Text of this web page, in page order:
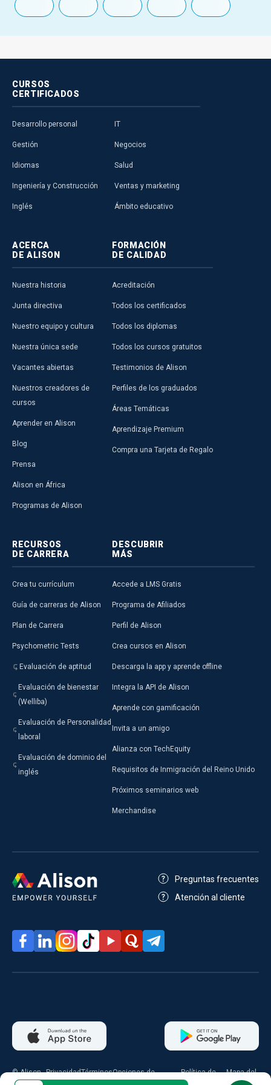
CURSOS
CERTIFICADOS
Desarrollo personal
Gestión
Idiomas
Ingeniería y Construcción
Inglés
IT
Negocios
Salud
Ventas y marketing
Ámbito educativo
ACERCA
DE ALISON
Nuestra historia
Junta directiva
Nuestro equipo y cultura
Nuestra única sede
Vacantes abiertas
Nuestros creadores de
cursos
Aprender en Alison
Blog
Prensa
Alison en África
Programas de Alison
FORMACIÓN
DE CALIDAD
Acreditación
Todos los certificados
Todos los diplomas
Todos los cursos gratuitos
Testimonios de Alison
Perfiles de los graduados
Áreas Temáticas
Aprendizaje Premium
Compra una Tarjeta de Regalo
RECURSOS
DE CARRERA
Crea tu currículum
Guía de carreras de Alison
Plan de Carrera
Psychometric Tests
Evaluación de aptitud
Evaluación de bienestar
(Welliba)
Evaluación de Personalidad
laboral
Evaluación de dominio del
inglés
DESCUBRIR
MÁS
Accede a LMS Gratis
Programa de Afiliados
Perfil de Alison
Crea cursos en Alison
Descarga la app y aprende offline
Integra la API de Alison
Aprende con gamificación
Invita a un amigo
Alianza con TechEquity
Requisitos de Inmigración del Reino Unido
Próximos seminarios web
Merchandise
Preguntas frecuentes
Atención al cliente
© Alison PrivacidadTérminosOpciones de
Política de
Mapa del